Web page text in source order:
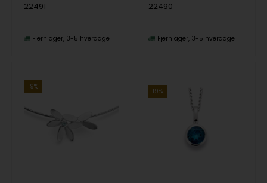
22491
Fjernlager 3-5 hverdage
22490
Fjernlager 3-5 hverdage
19%
19%